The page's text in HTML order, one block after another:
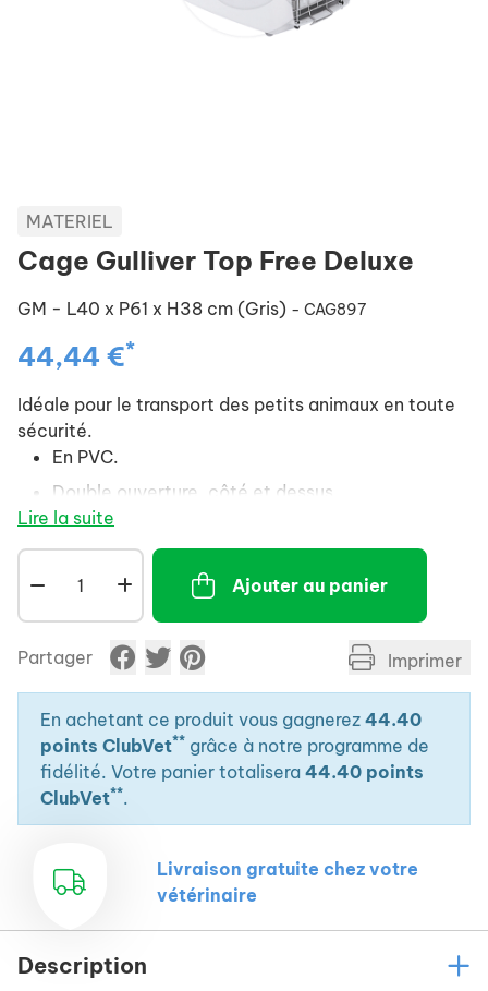
MATERIEL
Cage Gulliver Top Free Deluxe
GM - L40 x P61 x H38 cm (Gris) - CAG897
44,44 €*
Idéale pour le transport des petits animaux en toute
sécurité.
En PVC.
Double ouverture, côté et dessus.
Avec porte métallique verrouillable avec loquet
de sécurité.
Fentes latérales pour une bonne ventilation
Encoches pour la ceinture de sécurité.
Facile à monter et à nettoyer.
Avec gamelle pour l'eau.
Non autorisée pour le transport aérien.
Lire la suite
Ajouter au panier
Partager Imprimer
En achetant ce produit vous gagnerez 44.40
points ClubVet** grâce à notre programme de
fidélité. Votre panier totalisera 44.40 points
ClubVet**.
Livraison gratuite chez votre
vétérinaire
Description